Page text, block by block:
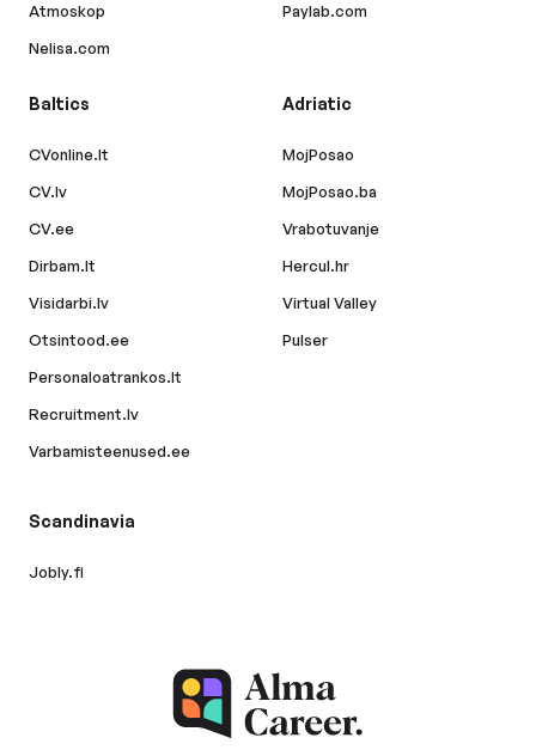
Atmoskop
Nelisa.com
Paylab.com
Baltics
CVonline.lt
CV.lv
CV.ee
Dirbam.lt
Visidarbi.lv
Otsintood.ee
Personaloatrankos.lt
Recruitment.lv
Varbamisteenused.ee
Adriatic
MojPosao
MojPosao.ba
Vrabotuvanje
Hercul.hr
Virtual Valley
Pulser
Scandinavia
Jobly.fi